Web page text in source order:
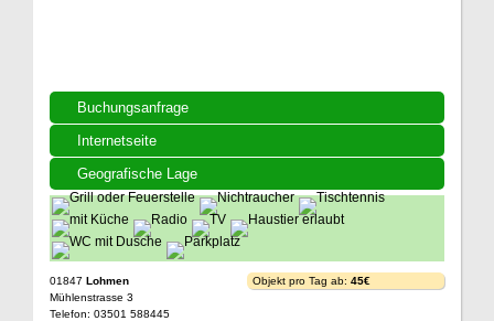
Buchungsanfrage
Internetseite
Geografische Lage
01847 Lohmen
Mühlenstrasse 3
Telefon: 03501 588445
Objekt pro Tag ab: 45€